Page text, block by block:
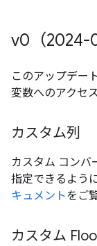
v0（2024-
このアップデー
変数へのアクセ
カスタム列
カスタム コンバ
指定できるよう
キュメントをご
カスタム